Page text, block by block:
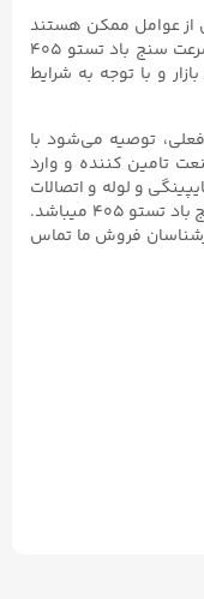
از عوامل ممکن هستند
و قیمت نهایی عوامل تاثیر گذار بر قیمت سرعت سنج باد تستو ۴۰۵
و با توجه به شرایط
توصیه می‌شود با
تامین کننده و وارد
و لوله و اتصالات
از جمله عوامل تاثیر گذار بر قیمت سرعت سنج باد تستو ۴۰۵ میباشد.
فروش ما تماس